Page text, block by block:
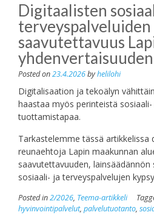
Digitaalisten
terveyspalveluiden
saavutettavuus
Posted on23.4.2026byhelilohi
Digitalisaation ja tekoälyn
haastaa myös perinteistä
tuottamistapaa.
Tarkastelemme tässä artikkelissa
reunaehtoja Lapin maakunnan
saavutettavuuden, lainsäädännön
sosiaali- ja terveyspalvelujen
Posted in2/2026, Teema-artikkeli
hyvinvointipalvelut, palvelutuotanto,